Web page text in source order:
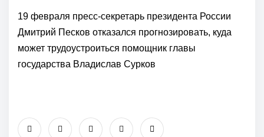
19 февраля пресс-секретарь президента России
Дмитрий Песков отказался прогнозировать, куда
может трудоустроиться помощник главы
государства Владислав Сурков